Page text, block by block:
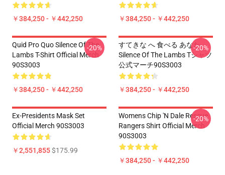
￥384,250 - ￥442,250 ￥384,250 - ￥442,250
Quid Pro Quo Silence Of The
Lambs T-Shirt Official Merch
90S3003
￥384,250 - ￥442,250
-20%
すてきな へ 食べる あなた
Silence Of The Lambs Tシャツ
公式マーチ90S3003
￥384,250 - ￥442,250
-20%
Ex-Presidents Mask Set
Official Merch 90S3003
￥2,551,855$175.99
Womens Chip 'n Dale Rescue
Rangers Shirt Official Merch
90S3003
￥384,250 - ￥442,250
-20%